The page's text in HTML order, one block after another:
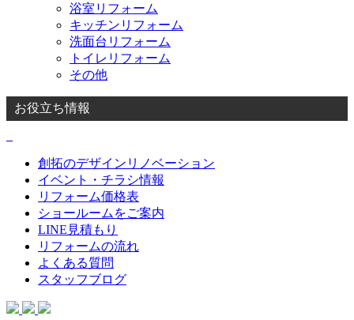
浴室リフォーム
キッチンリフォーム
洗面台リフォーム
トイレリフォーム
その他
お役立ち情報
創拓のデザインリノベーション
イベント・チラシ情報
リフォーム価格表
ショールームをご案内
LINE見積もり
リフォームの流れ
よくある質問
スタッフブログ